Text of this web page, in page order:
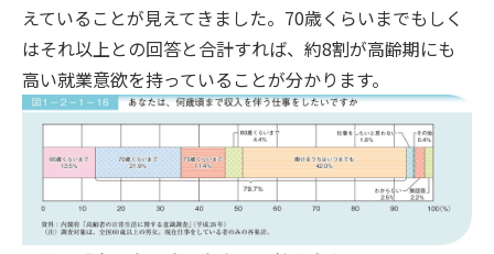
えていることが見えてきました。70歳くらいまでもしく
はそれ以上との回答と合計すれば、約8割が高齢期にも
高い就業意欲を持っていることが分かります。